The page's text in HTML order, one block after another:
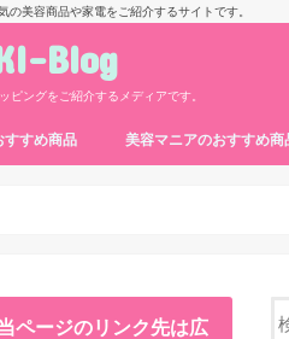
美容商品や家電をご紹介するサイトです。
Blog
ピングをご紹介するメディアです。
すすめ商品 美容マニアのおすすめ商
ページのリンク先は広